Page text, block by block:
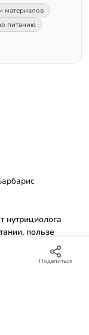
материалов
питанию
нутрициолога
пользе
характер и не
Поделиться